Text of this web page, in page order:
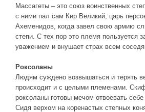
Массагеты – это союз воинственных
с ними пал сам Кир Великий, царь
Ахеменидов, когда завел свою армию
степи. С тех пор это племя пользуется
уважением и внушает страх всем
Роксоланы
Людям суждено возвышаться и терять
происходит и с целыми племенами.
роксоланы готовы мечом отвоевать
Сидя верхом на коренастых степных